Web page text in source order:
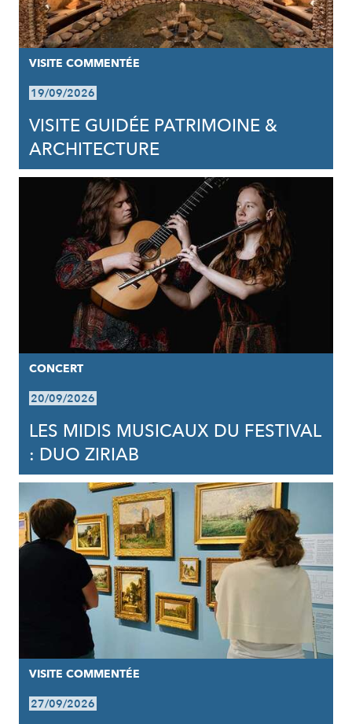
VISITE COMMENTÉE
19/09/2026
VISITE GUIDÉE PATRIMOINE &
ARCHITECTURE
CONCERT
20/09/2026
LES MIDIS MUSICAUX DU FESTIVAL
: DUO ZIRIAB
VISITE COMMENTÉE
27/09/2026